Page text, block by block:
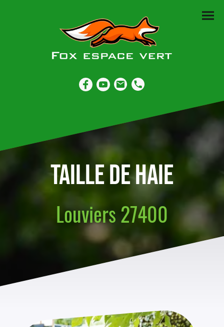
Taille de haie
Louviers 27400